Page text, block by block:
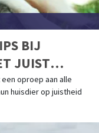
BIJ
JUIST
oproep aan alle
huisdier op juistheid